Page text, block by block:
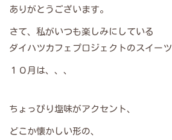
ありがとうございます。
さて、私がいつも楽しみにしている
ダイハツカフェプロジェクトのスイーツ
１０月は、、、
ちょっぴり塩味がアクセント、
どこか懐かしい形の、